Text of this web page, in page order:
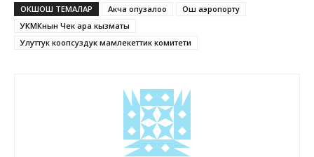
ОКШОШ ТЕМАЛАР Акча опузалоо
Ош аэропорту
УКМКнын Чек ара кызматы
Улуттук коопсуздук мамлекеттик комитети